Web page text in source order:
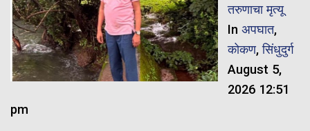
तरुणाचा मृत्यू
In अपघात,
कोकण,सिंधुदुर्ग
August 5,
2026 12:51
pm